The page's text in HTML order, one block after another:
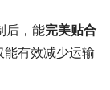
后，能完美贴合
有效减少运输